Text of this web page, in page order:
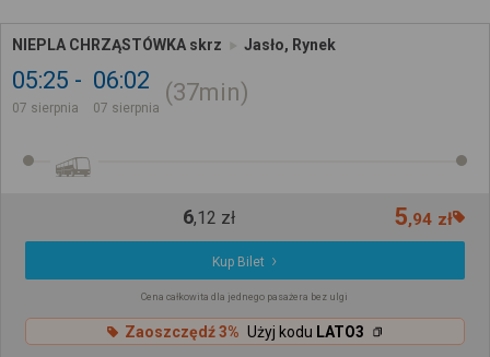
NIEPLA CHRZĄSTÓWKA skrz Jasło, Rynek
05:25
07 sierpnia
06:02
07 sierpnia
37min
6,12 zł 5,94 zł
Kup Bilet
Cena całkowita dla jednego pasażera bez ulgi
Zaoszczędź 3% Użyj kodu LATO3